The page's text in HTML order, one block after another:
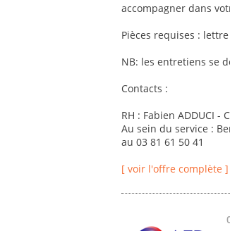
accompagner dans
Pièces requises :
NB: les entretiens se
Contacts :
RH : Fabien ADDUCI
Au sein du service :
au 03 81 61 50 41
[ voir l'offre complète ]